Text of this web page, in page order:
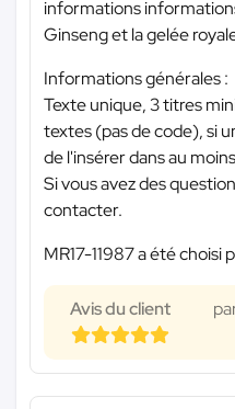
informations
Ginseng et la gelée
Informations générales :
Texte unique, 3 titres
textes (pas de code), si
de l'insérer dans au
Si vous avez des
contacter.
MR17-11987 a été
Avis du client